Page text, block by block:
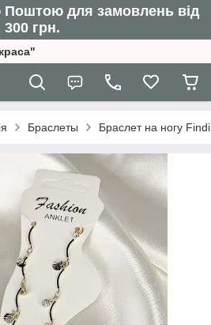
Поштою для замовлень від
300 грн.
Браслеты Браслет на ногу